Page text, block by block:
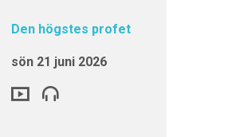
Den högstes profet
sön 21 juni 2026